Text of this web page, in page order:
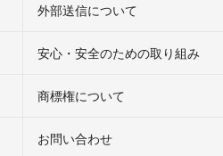
外部送信について
安心・安全のための取り組み
商標権について
お問い合わせ